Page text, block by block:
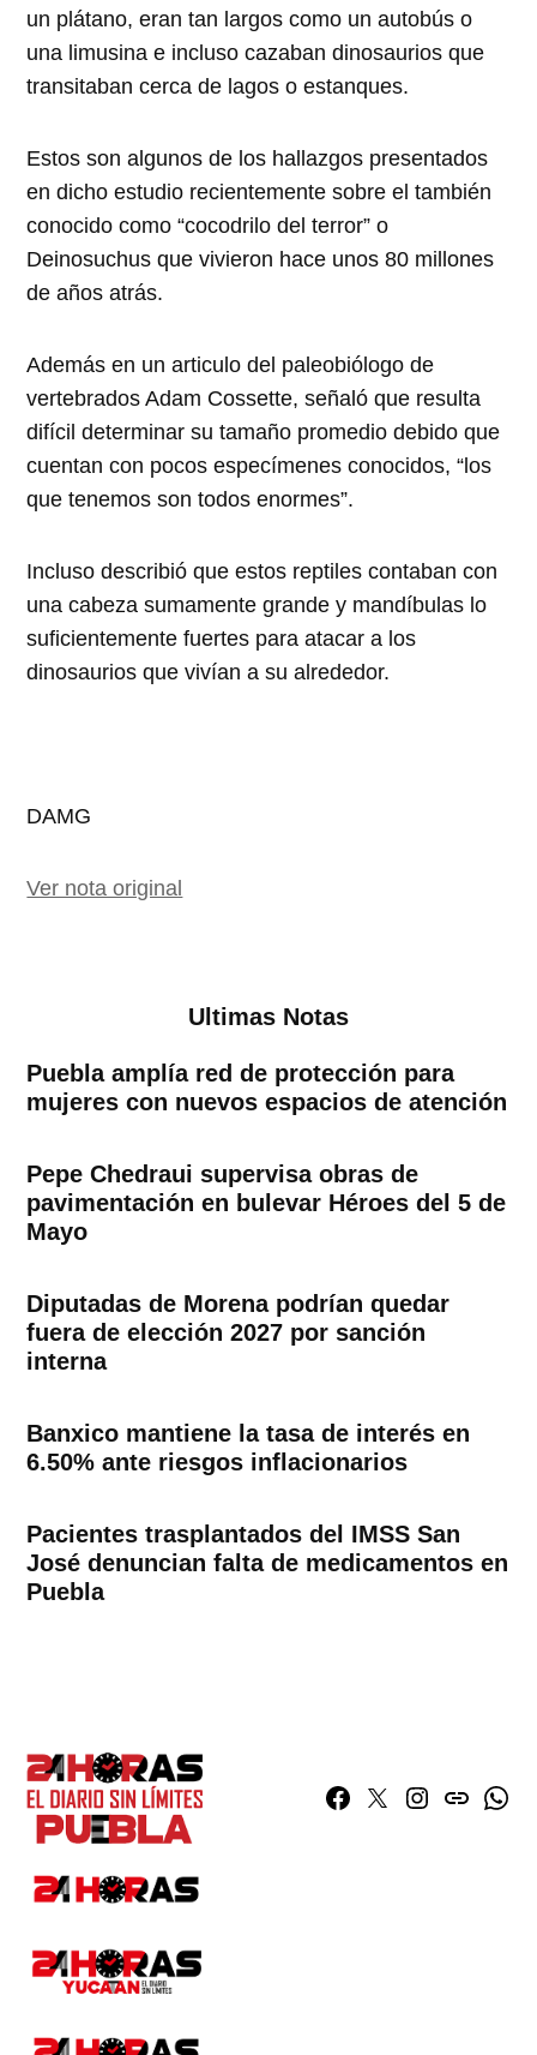
un plátano, eran tan largos como un autobús o
una limusina e incluso cazaban dinosaurios que
transitaban cerca de lagos o estanques.
Estos son algunos de los hallazgos presentados
en dicho estudio recientemente sobre el también
conocido como “cocodrilo del terror” o
Deinosuchus que vivieron hace unos 80 millones
de años atrás.
Además en un articulo del paleobiólogo de
vertebrados Adam Cossette, señaló que resulta
difícil determinar su tamaño promedio debido que
cuentan con pocos especímenes conocidos, “los
que tenemos son todos enormes”.
Incluso describió que estos reptiles contaban con
una cabeza sumamente grande y mandíbulas lo
suficientemente fuertes para atacar a los
dinosaurios que vivían a su alrededor.
DAMG
Ver nota original
Ultimas Notas
Puebla amplía red de protección para
mujeres con nuevos espacios de atención
Pepe Chedraui supervisa obras de
pavimentación en bulevar Héroes del 5 de
Mayo
Diputadas de Morena podrían quedar
fuera de elección 2027 por sanción
interna
Banxico mantiene la tasa de interés en
6.50% ante riesgos inflacionarios
Pacientes trasplantados del IMSS San
José denuncian falta de medicamentos en
Puebla
Facebook
TwitterInstagram
issuu